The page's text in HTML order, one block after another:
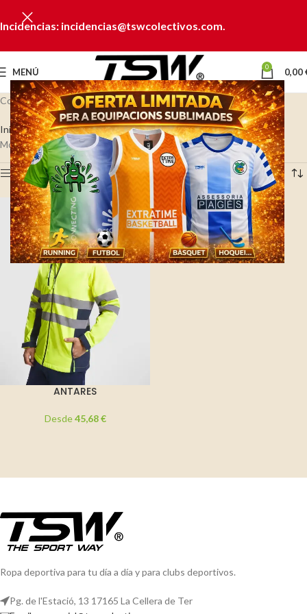
Incidencias: incidencias@tswcolectivos.com.
MENÚ 0 0,00
Colección Softshell alta visibilidad
Inicio WORKWEAR Alta visibilidad Softshell alta visibilidad
Mostrando el único resultado
Ver barra lateral
ANTARES
Desde 45,68€
Ropa deportiva para tu día a día y para clubs deportivos.
Pg. de l'Estació, 13 17165 La Cellera de Ter